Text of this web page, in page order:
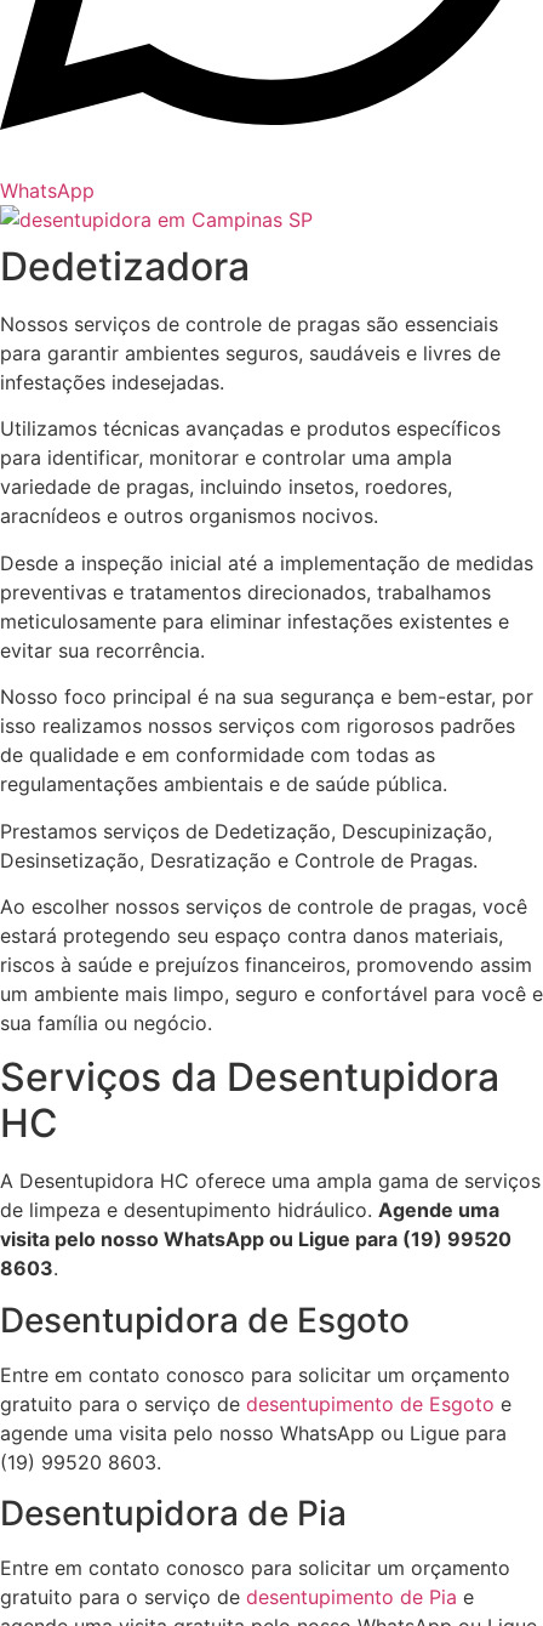
WhatsApp
Dedetizadora
Nossos serviços de controle de pragas são essenciais
para garantir ambientes seguros, saudáveis e livres de
infestações indesejadas.
Utilizamos técnicas avançadas e produtos específicos
para identificar, monitorar e controlar uma ampla
variedade de pragas, incluindo insetos, roedores,
aracnídeos e outros organismos nocivos.
Desde a inspeção inicial até a implementação de medidas
preventivas e tratamentos direcionados, trabalhamos
meticulosamente para eliminar infestações existentes e
evitar sua recorrência.
Nosso foco principal é na sua segurança e bem-estar, por
isso realizamos nossos serviços com rigorosos padrões
de qualidade e em conformidade com todas as
regulamentações ambientais e de saúde pública.
Prestamos serviços de Dedetização, Descupinização,
Desinsetização, Desratização e Controle de Pragas.
Ao escolher nossos serviços de controle de pragas, você
estará protegendo seu espaço contra danos materiais,
riscos à saúde e prejuízos financeiros, promovendo assim
um ambiente mais limpo, seguro e confortável para você e
sua família ou negócio.
Serviços da Desentupidora
HC
A Desentupidora HC oferece uma ampla gama de serviços
de limpeza e desentupimento hidráulico. Agende uma
visita pelo nosso WhatsApp ou Ligue para (19) 99520
8603.
Desentupidora de Esgoto
Entre em contato conosco para solicitar um orçamento
gratuito para o serviço de desentupimento de Esgoto e
agende uma visita pelo nosso WhatsApp ou Ligue para
(19) 99520 8603.
Desentupidora de Pia
Entre em contato conosco para solicitar um orçamento
gratuito para o serviço de desentupimento de Pia e